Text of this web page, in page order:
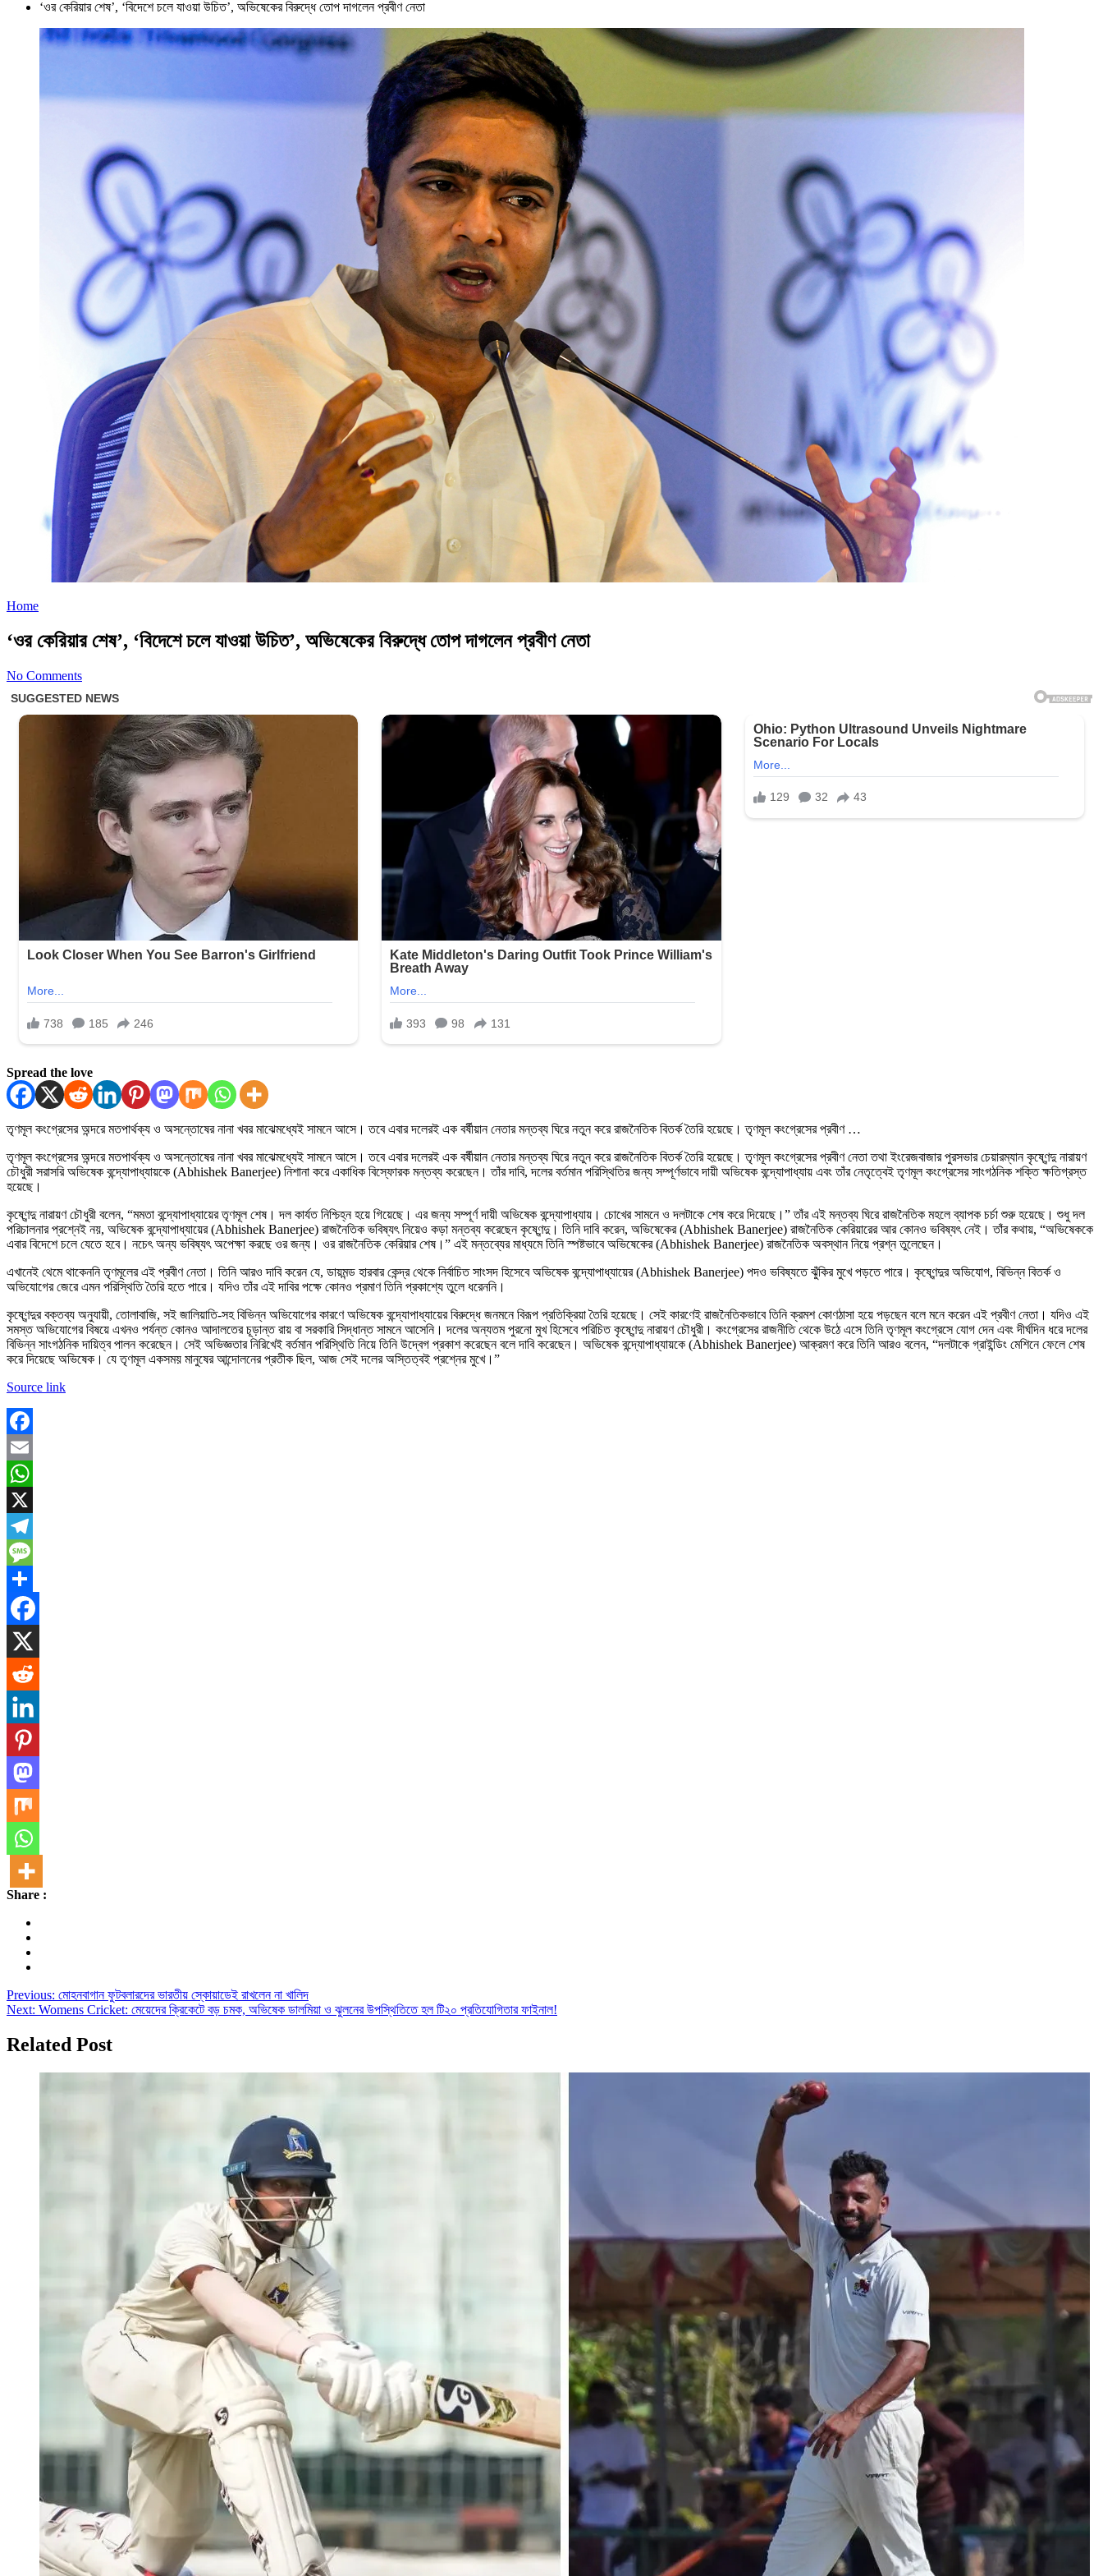
‘ওর কেরিয়ার শেষ’, ‘বিদেশে চলে যাওয়া উচিত’, অভিষেকের বিরুদ্ধে তোপ দাগলেন প্রবীণ নেতা
Home
‘ওর কেরিয়ার শেষ’, ‘বিদেশে চলে যাওয়া উচিত’, অভিষেকের বিরুদ্ধে তোপ দাগলেন প্রবীণ নেতা
No Comments
Spread the love
তৃণমূল কংগ্রেসের অন্দরে মতপার্থক্য ও অসন্তোষের নানা খবর মাঝেমধ্যেই সামনে আসে। তবে এবার দলেরই এক বর্ষীয়ান নেতার মন্তব্য ঘিরে নতুন করে রাজনৈতিক বিতর্ক তৈরি হয়েছে। তৃণমূল কংগ্রেসের প্রবীণ …
তৃণমূল কংগ্রেসের অন্দরে মতপার্থক্য ও অসন্তোষের নানা খবর মাঝেমধ্যেই সামনে আসে। তবে এবার দলেরই এক বর্ষীয়ান নেতার মন্তব্য ঘিরে নতুন করে রাজনৈতিক বিতর্ক তৈরি হয়েছে। তৃণমূল কংগ্রেসের প্রবীণ নেতা তথা ইংরেজবাজার পুরসভার চেয়ারম্যান কৃষ্ণেন্দু নারায়ণ
চৌধুরী সরাসরি অভিষেক বন্দ্যোপাধ্যায়কে (Abhishek Banerjee) নিশানা করে একাধিক বিস্ফোরক মন্তব্য করেছেন। তাঁর দাবি, দলের বর্তমান পরিস্থিতির জন্য সম্পূর্ণভাবে দায়ী অভিষেক বন্দ্যোপাধ্যায় এবং তাঁর নেতৃত্বেই তৃণমূল কংগ্রেসের সাংগঠনিক শক্তি ক্ষতিগ্রস্ত
হয়েছে।
কৃষ্ণেন্দু নারায়ণ চৌধুরী বলেন, “মমতা বন্দ্যোপাধ্যায়ের তৃণমূল শেষ। দল কার্যত নিশ্চিহ্ন হয়ে গিয়েছে। এর জন্য সম্পূর্ণ দায়ী অভিষেক বন্দ্যোপাধ্যায়। চোখের সামনে ও দলটাকে শেষ করে দিয়েছে।” তাঁর এই মন্তব্য ঘিরে রাজনৈতিক মহলে ব্যাপক চর্চা শুরু হয়েছে। শুধু দল
পরিচালনার প্রশ্নেই নয়, অভিষেক বন্দ্যোপাধ্যায়ের (Abhishek Banerjee) রাজনৈতিক ভবিষ্যৎ নিয়েও কড়া মন্তব্য করেছেন কৃষ্ণেন্দু। তিনি দাবি করেন, অভিষেকের (Abhishek Banerjee) রাজনৈতিক কেরিয়ারের আর কোনও ভবিষ্যৎ নেই। তাঁর কথায়, “অভিষেককে
এবার বিদেশে চলে যেতে হবে। নচেৎ অন্য ভবিষ্যৎ অপেক্ষা করছে ওর জন্য। ওর রাজনৈতিক কেরিয়ার শেষ।” এই মন্তব্যের মাধ্যমে তিনি স্পষ্টভাবে অভিষেকের (Abhishek Banerjee) রাজনৈতিক অবস্থান নিয়ে প্রশ্ন তুলেছেন।
এখানেই থেমে থাকেননি তৃণমূলের এই প্রবীণ নেতা। তিনি আরও দাবি করেন যে, ডায়মন্ড হারবার কেন্দ্র থেকে নির্বাচিত সাংসদ হিসেবে অভিষেক বন্দ্যোপাধ্যায়ের (Abhishek Banerjee) পদও ভবিষ্যতে ঝুঁকির মুখে পড়তে পারে। কৃষ্ণেন্দুর অভিযোগ, বিভিন্ন বিতর্ক ও
অভিযোগের জেরে এমন পরিস্থিতি তৈরি হতে পারে। যদিও তাঁর এই দাবির পক্ষে কোনও প্রমাণ তিনি প্রকাশ্যে তুলে ধরেননি।
কৃষ্ণেন্দুর বক্তব্য অনুযায়ী, তোলাবাজি, সই জালিয়াতি-সহ বিভিন্ন অভিযোগের কারণে অভিষেক বন্দ্যোপাধ্যায়ের বিরুদ্ধে জনমনে বিরূপ প্রতিক্রিয়া তৈরি হয়েছে। সেই কারণেই রাজনৈতিকভাবে তিনি ক্রমশ কোণঠাসা হয়ে পড়ছেন বলে মনে করেন এই প্রবীণ নেতা। যদিও এই
সমস্ত অভিযোগের বিষয়ে এখনও পর্যন্ত কোনও আদালতের চূড়ান্ত রায় বা সরকারি সিদ্ধান্ত সামনে আসেনি। দলের অন্যতম পুরনো মুখ হিসেবে পরিচিত কৃষ্ণেন্দু নারায়ণ চৌধুরী। কংগ্রেসের রাজনীতি থেকে উঠে এসে তিনি তৃণমূল কংগ্রেসে যোগ দেন এবং দীর্ঘদিন ধরে দলের
বিভিন্ন সাংগঠনিক দায়িত্ব পালন করেছেন। সেই অভিজ্ঞতার নিরিখেই বর্তমান পরিস্থিতি নিয়ে তিনি উদ্বেগ প্রকাশ করেছেন বলে দাবি করেছেন। অভিষেক বন্দ্যোপাধ্যায়কে (Abhishek Banerjee) আক্রমণ করে তিনি আরও বলেন, “দলটাকে গ্রাইন্ডিং মেশিনে ফেলে শেষ
করে দিয়েছে অভিষেক। যে তৃণমূল একসময় মানুষের আন্দোলনের প্রতীক ছিল, আজ সেই দলের অস্তিত্বই প্রশ্নের মুখে।”
Source link
Facebook
Email
WhatsApp
X
Telegram
Message
Share
Share :
Post
navigation
Previous: মোহনবাগান ফুটবলারদের ভারতীয় স্কোয়াডেই রাখলেন না খালিদ
Next: Womens Cricket: মেয়েদের ক্রিকেটে বড় চমক, অভিষেক ডালমিয়া ও ঝুলনের উপস্থিতিতে হল টি২০ প্রতিযোগিতার ফাইনাল!
Related Post